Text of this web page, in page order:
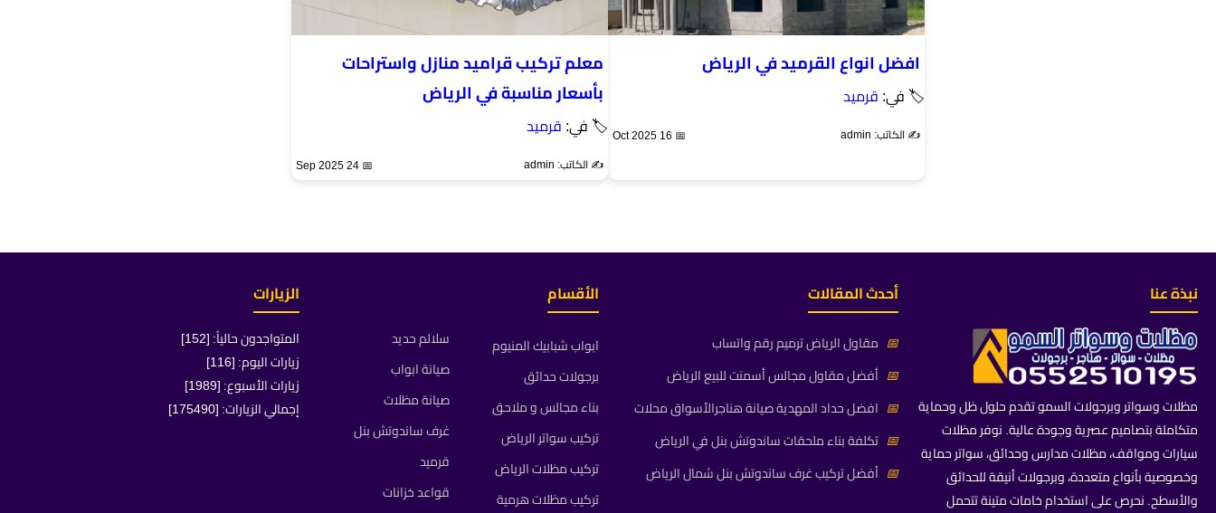
افضل انواع القرميد في الرياض
🏷 في: قرميد
✍️ الكاتب: admin 📅 16 Oct 2025
معلم تركيب قراميد منازل واستراحات
بأسعار مناسبة في الرياض
🏷 في: قرميد
✍️ الكاتب: admin 📅 24 Sep 2025
نبذة عنا
مظلات وسواتر وبرجولات السمو تقدم حلول ظل وحماية
متكاملة بتصاميم عصرية وجودة عالية. نوفر مظلات
سيارات ومواقف، مظلات مدارس وحدائق، سواتر حماية
وخصوصية بأنواع متعددة، وبرجولات أنيقة للحدائق
والأسطح. نحرص على استخدام خامات متينة تتحمل
أحدث المقالات
📅 مقاول الرياض ترميم رقم واتساب
📅 أفضل مقاول مجالس أسمنت للبيع الرياض
📅 افضل حداد المهدية صيانة هناجرالأسواق محلات
📅 تكلفة بناء ملحقات ساندوتش بنل في الرياض
📅 أفضل تركيب غرف ساندوتش بنل شمال الرياض
الأقسام
ابواب شبابيك المنيوم
برجولات حدائق
بناء مجالس و ملاحق
تركيب سواتر الرياض
تركيب مظلات الرياض
تركيب مظلات هرمية
سلالم حديد
صيانة ابواب
صيانة مظلات
غرف ساندوتش بنل
قرميد
قواعد خزانات
الزيارات
المتواجدون حالياً: [152]
زيارات اليوم: [116]
زيارات الأسبوع: [1989]
إجمالي الزيارات: [175490]